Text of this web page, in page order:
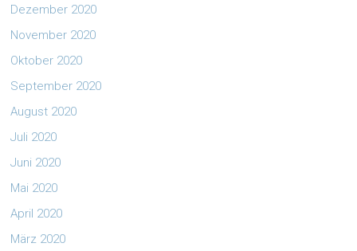
Dezember 2020
November 2020
Oktober 2020
September 2020
August 2020
Juli 2020
Juni 2020
Mai 2020
April 2020
März 2020